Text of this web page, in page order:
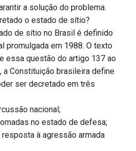
a solução do problema.
o estado de sítio?
de sítio no Brasil é definido
promulgada em 1988. O texto
essa questão do artigo 137 ao
a Constituição brasileira define
ser decretado em três
nacional;
no estado de defesa;
à agressão armada